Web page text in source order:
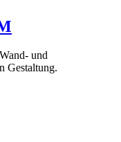
und
Gestaltung.